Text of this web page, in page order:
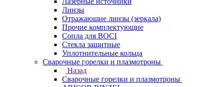
Линзы
Отражающие линзы (зеркала)
Прочие комплектующие
Сопла для BOCI
Стекла защитные
Уплотнительные кольца
Сварочные горелки и плазмотроны
Назад
Сварочные горелки и плазмотроны